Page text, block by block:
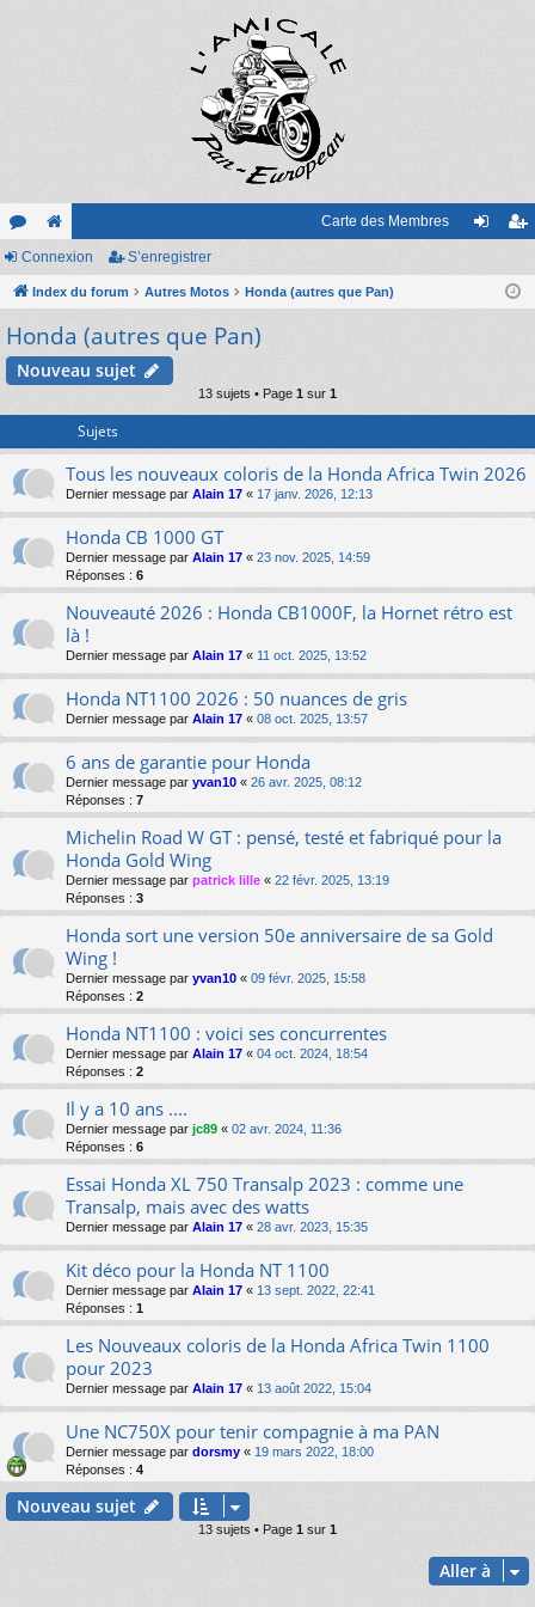
or
u
m
e
sit
e
Carte des Membres
nr
Connexion S’enregistrer
Index du forum Autres Motos Honda (autres que Pan)
Honda (autres que Pan)
Nouveau sujet
13 sujets • Page 1 sur 1
Sujets
Tous les nouveaux coloris de la Honda Africa Twin 2026
Dernier message par Alain 17 « 17 janv. 2026, 12:13
Honda CB 1000 GT
Dernier message par Alain 17 « 23 nov. 2025, 14:59
Réponses : 6
Nouveauté 2026 : Honda CB1000F, la Hornet rétro est
là !
Dernier message par Alain 17 « 11 oct. 2025, 13:52
Honda NT1100 2026 : 50 nuances de gris
Dernier message par Alain 17 « 08 oct. 2025, 13:57
6 ans de garantie pour Honda
Dernier message par yvan10 « 26 avr. 2025, 08:12
Réponses : 7
Michelin Road W GT : pensé, testé et fabriqué pour la
Honda Gold Wing
Dernier message par patrick lille « 22 févr. 2025, 13:19
Réponses : 3
Honda sort une version 50e anniversaire de sa Gold
Wing !
Dernier message par yvan10 « 09 févr. 2025, 15:58
Réponses : 2
Honda NT1100 : voici ses concurrentes
Dernier message par Alain 17 « 04 oct. 2024, 18:54
Réponses : 2
Il y a 10 ans ....
Dernier message par jc89 « 02 avr. 2024, 11:36
Réponses : 6
Essai Honda XL 750 Transalp 2023 : comme une
Transalp, mais avec des watts
Dernier message par Alain 17 « 28 avr. 2023, 15:35
Kit déco pour la Honda NT 1100
Dernier message par Alain 17 « 13 sept. 2022, 22:41
Réponses : 1
Les Nouveaux coloris de la Honda Africa Twin 1100
pour 2023
Dernier message par Alain 17 « 13 août 2022, 15:04
Une NC750X pour tenir compagnie à ma PAN
Dernier message par dorsmy « 19 mars 2022, 18:00
Réponses : 4
Nouveau sujet
13 sujets • Page 1 sur 1
Aller à